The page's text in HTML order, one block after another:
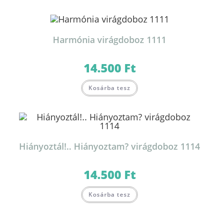
Harmónia virágdoboz 1111
14.500 Ft
Kosárba tesz
Hiányoztál!.. Hiányoztam? virágdoboz 1114
14.500 Ft
Kosárba tesz